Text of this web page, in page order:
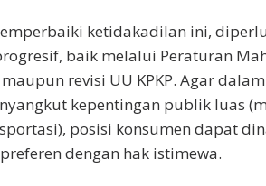
ketidakadilan ini,
baik melalui Peraturan
maupun revisi UU KPKP. Agar
kepentingan publik luas
posisi konsumen dapat
dengan hak istimewa.